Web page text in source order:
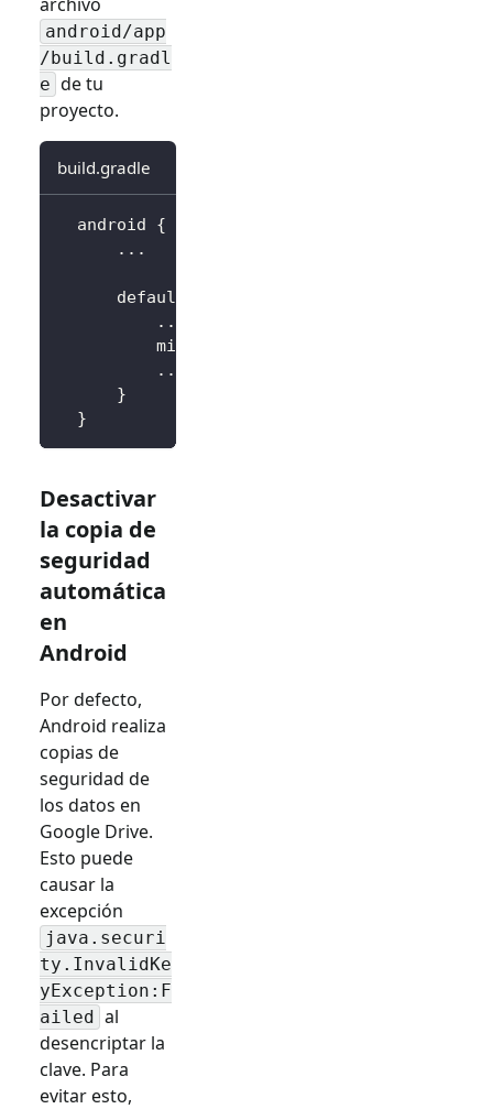
android/app
/build.gradl
e de tu
proyecto.
build.gradle
  android
{
.. .
      defaultConfig
..
          minSdkVersion
..
}
}
Desactivar
la copia de
seguridad
automática
en
Android
Por defecto,
Android realiza
copias de
seguridad de
los datos en
Google Drive.
Esto puede
causar la
excepción
java.securi
ty.InvalidKe
yException:F
ailed
al
desencriptar la
clave. Para
evitar esto,